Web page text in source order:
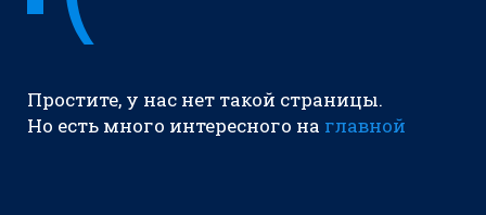
Простите, у нас нет такой страницы.
Но есть много интересного на главной